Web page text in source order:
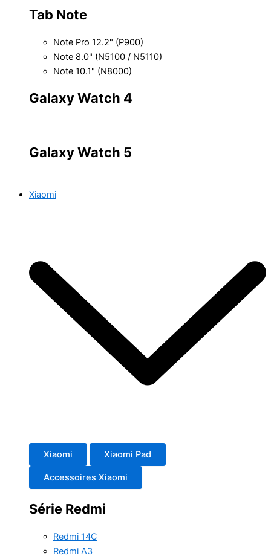
Tab Note
Note Pro 12.2" (P900)
Note 8.0" (N5100 / N5110)
Note 10.1" (N8000)
Galaxy Watch 4
Galaxy Watch 5
Xiaomi
Xiaomi Xiaomi Pad
Accessoires Xiaomi
Série Redmi
Redmi 14C
Redmi A3